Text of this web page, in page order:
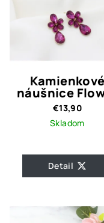
Kamienkové
náušnice
Magenta
€13,90
Skladom
Detail